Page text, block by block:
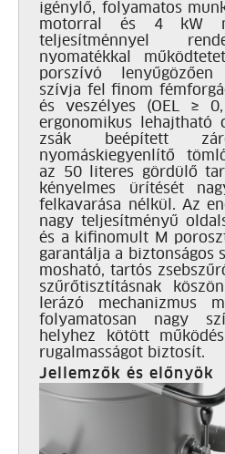
igénylő, folyamatos
motorral és 4 kW
teljesítménnyel
nyomatékkal
porszívó lenyűgözően
szívja fel finom
és veszélyes (OEL ≥
ergonomikus lehajtható
zsák beépített
nyomáskiegyenlítő
az 50 literes gördülő
kényelmes ürítését
felkavarása nélkül. Az
nagy teljesítményű
és a kifinomult M
garantálja a biztonságos
mosható, tartós
szűrőtisztításnak
lerázó mechanizmus
folyamatosan nagy
helyhez kötött
rugalmasságot biztosít.
Jellemzők és előnyök